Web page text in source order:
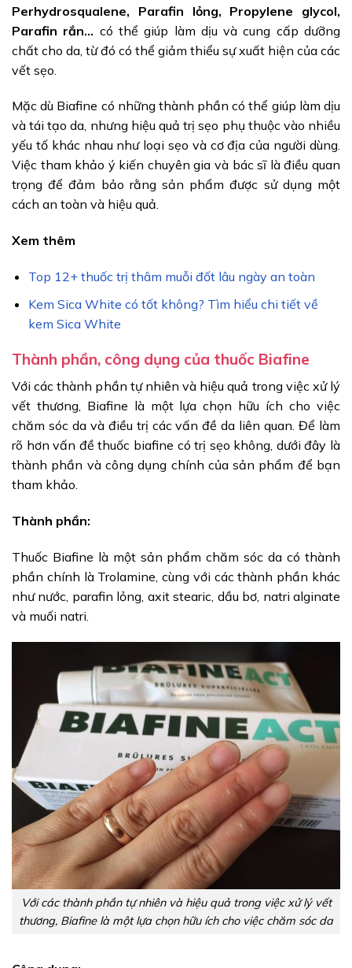
Perhydrosqualene, Parafin lỏng, Propylene glycol,
Parafin rắn… có thể giúp làm dịu và cung cấp dưỡng
chất cho da, từ đó có thể giảm thiểu sự xuất hiện của các
vết sẹo.
Mặc dù Biafine có những thành phần có thể giúp làm dịu
và tái tạo da, nhưng hiệu quả trị sẹo phụ thuộc vào nhiều
yếu tố khác nhau như loại sẹo và cơ địa của người dùng.
Việc tham khảo ý kiến chuyên gia và bác sĩ là điều quan
trọng để đảm bảo rằng sản phẩm được sử dụng một
cách an toàn và hiệu quả.
Xem thêm
Top 12+ thuốc trị thâm muỗi đốt lâu ngày an toàn
Kem Sica White có tốt không? Tìm hiểu chi tiết về
kem Sica White
Thành phần, công dụng của thuốc Biafine
Với các thành phần tự nhiên và hiệu quả trong việc xử lý
vết thương, Biafine là một lựa chọn hữu ích cho việc
chăm sóc da và điều trị các vấn đề da liên quan. Để làm
rõ hơn vấn đề thuốc biafine có trị sẹo không, dưới đây là
thành phần và công dụng chính của sản phẩm để bạn
tham khảo.
Thành phần:
Thuốc Biafine là một sản phẩm chăm sóc da có thành
phần chính là Trolamine, cùng với các thành phần khác
như nước, parafin lỏng, axit stearic, dầu bơ, natri alginate
và muối natri.
Với các thành phần tự nhiên và hiệu quả trong việc xử lý vết
thương, Biafine là một lựa chọn hữu ích cho việc chăm sóc da